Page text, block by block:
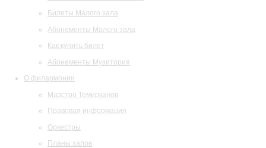
Билеты Малого зала
Абонементы Малого зала
Как купить билет
Абонементы Музитория
О филармонии
Маэстро Темирканов
Правовая информация
Оркестры
Планы залов